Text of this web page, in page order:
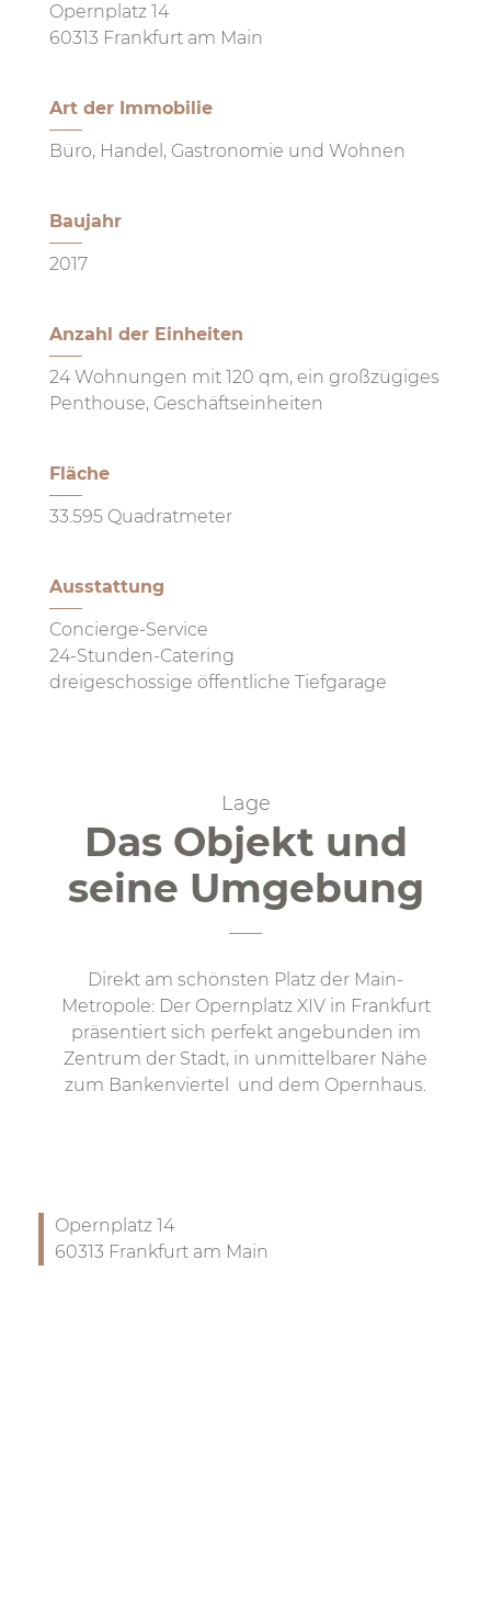
Opernplatz 14
60313 Frankfurt am Main
Art der Immobilie
Büro, Handel, Gastronomie und Wohnen
Baujahr
2017
Anzahl der Einheiten
24 Wohnungen mit 120 qm, ein großzügiges
Penthouse, Geschäftseinheiten
Fläche
33.595 Quadratmeter
Ausstattung
Concierge-Service
24-Stunden-Catering
dreigeschossige öffentliche Tiefgarage
Lage
Das Objekt und
seine Umgebung
Direkt am schönsten Platz der Main-
Metropole: Der Opernplatz XIV in Frankfurt
präsentiert sich perfekt angebunden im
Zentrum der Stadt, in unmittelbarer Nähe
zum Bankenviertel und dem Opernhaus.
Opernplatz 14
60313 Frankfurt am Main